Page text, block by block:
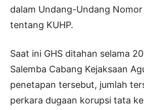
dalam Undang-Undang
tentang KUHP.
Saat ini GHS ditahan selama
Salemba Cabang Kejaksaan
penetapan tersebut, jumlah
perkara dugaan korupsi tata